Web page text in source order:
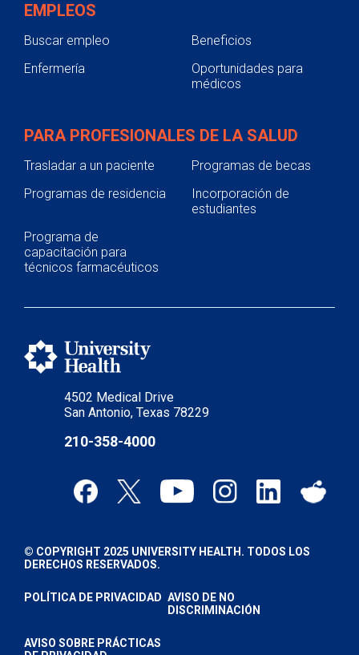
4502 Medical Drive
San Antonio, Texas 78229
210-358-4000
EMPLEOS
Buscar empleo
Beneficios
Enfermería
Oportunidades para
médicos
PARA PROFESIONALES DE LA SALUD
Trasladar a un paciente
Programas de becas
Programas de residencia
Incorporación de
estudiantes
Programa de
capacitación para
técnicos farmacéuticos
© COPYRIGHT 2025 UNIVERSITY HEALTH. TODOS LOS
DERECHOS RESERVADOS.
POLÍTICA DE PRIVACIDAD AVISO DE NO
DISCRIMINACIÓN
AVISO SOBRE PRÁCTICAS